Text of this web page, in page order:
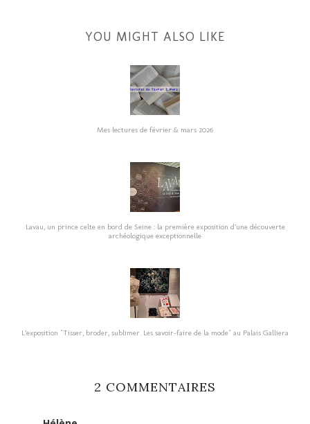
YOU MIGHT ALSO LIKE
Mes lectures de février & mars 2026
Lavau, un prince celte en bord de Seine : la première exposition d’une découverte
archéologique exceptionnelle
L’exposition "Tisser, broder, sublimer. Les savoir-faire de la mode" au Palais Galliera
2 COMMENTAIRES